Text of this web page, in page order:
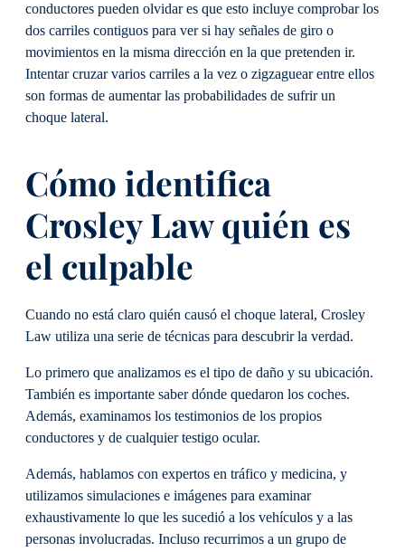
conductores pueden olvidar es que esto incluye comprobar los
dos carriles contiguos para ver si hay señales de giro o
movimientos en la misma dirección en la que pretenden ir.
Intentar cruzar varios carriles a la vez o zigzaguear entre ellos
son formas de aumentar las probabilidades de sufrir un
choque lateral.
Cómo identifica
Crosley Law quién es
el culpable
Cuando no está claro quién causó el choque lateral, Crosley
Law utiliza una serie de técnicas para descubrir la verdad.
Lo primero que analizamos es el tipo de daño y su ubicación.
También es importante saber dónde quedaron los coches.
Además, examinamos los testimonios de los propios
conductores y de cualquier testigo ocular.
Además, hablamos con expertos en tráfico y medicina, y
utilizamos simulaciones e imágenes para examinar
exhaustivamente lo que les sucedió a los vehículos y a las
personas involucradas. Incluso recurrimos a un grupo de